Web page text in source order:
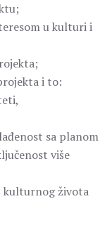
u kulturi i
i to:
sa planom
više
kulturnog života